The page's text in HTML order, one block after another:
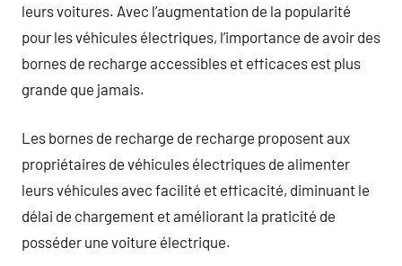
leurs voitures. Avec l’augmentation de la popularité
pour les véhicules électriques, l’importance de avoir des
bornes de recharge accessibles et efficaces est plus
grande que jamais.
Les bornes de recharge de recharge proposent aux
propriétaires de véhicules électriques de alimenter
leurs véhicules avec facilité et efficacité, diminuant le
délai de chargement et améliorant la praticité de
posséder une voiture électrique.